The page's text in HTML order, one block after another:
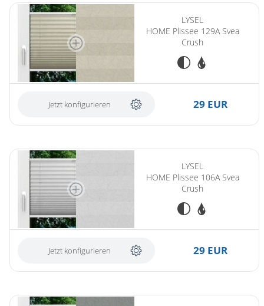
LYSEL
HOME Plissee 129A Svea
Crush
Jetzt konfigurieren 29 EUR
LYSEL
HOME Plissee 106A Svea
Crush
Jetzt konfigurieren 29 EUR